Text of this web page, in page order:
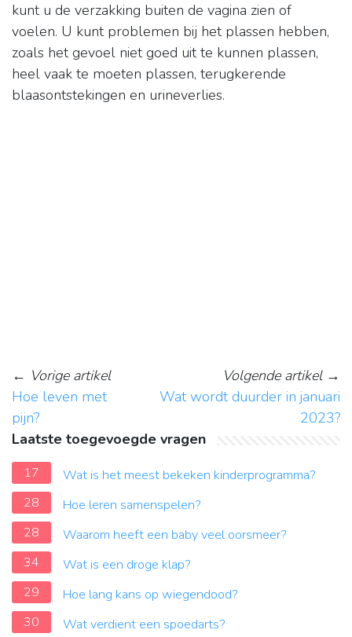
kunt u de verzakking buiten de vagina zien of
voelen. U kunt problemen bij het plassen hebben,
zoals het gevoel niet goed uit te kunnen plassen,
heel vaak te moeten plassen, terugkerende
blaasontstekingen en urineverlies.
← Vorige artikel
Hoe leven met
pijn?
Volgende artikel→
Wat wordt duurder in januari
2023?
Laatste toegevoegde vragen
17
Wat is het meest bekeken kinderprogramma?
28
Hoe leren samenspelen?
28
Waarom heeft een baby veel oorsmeer?
34
Wat is een droge klap?
29
Hoe lang kans op wiegendood?
30
Wat verdient een spoedarts?